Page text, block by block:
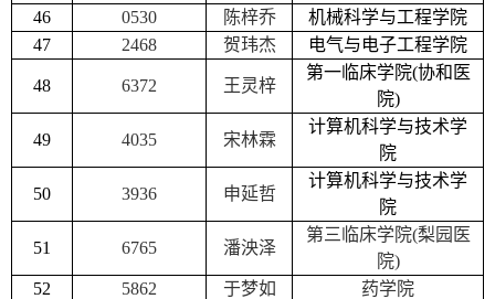
46
0530 陈梓乔
机械科学与工程学院
47
2468 贺玮杰 电气与电子工程学院
48 6372 王灵梓
第一临床学院(协和医
院)
49 4035 宋林霖
计算机科学与技术学
院
50 3936 申延哲
计算机科学与技术学
院
51 6765 潘泱泽
第三临床学院(梨园医
院)
52
5862 于梦如
药学院